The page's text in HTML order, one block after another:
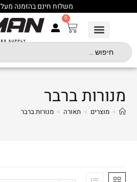
משלוח חינם בהזמנה מעל 599 ש"ח
0
מנורות ברבר
> מוצרים > תאורה > מנורות ברבר